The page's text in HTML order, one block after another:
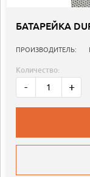
БАТАРЕЙКА
ПРОИЗВОДИТЕЛЬ:
Количество:
- +